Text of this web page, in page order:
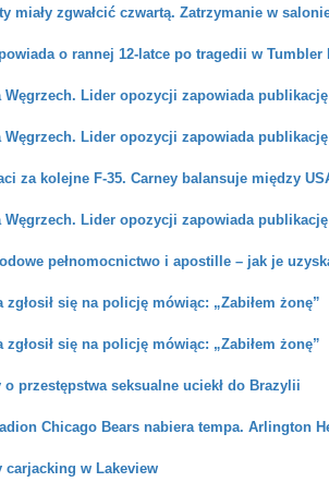
miały zgwałcić czwartą. Zatrzymanie w
o rannej 12-latce po tragedii w Tumbler
Węgrzech. Lider opozycji zapowiada
Węgrzech. Lider opozycji zapowiada
za kolejne F-35. Carney balansuje między
Węgrzech. Lider opozycji zapowiada
pełnomocnictwo i apostille – jak je
zgłosił się na policję mówiąc: „Zabiłem żonę”
zgłosił się na policję mówiąc: „Zabiłem żonę”
o przestępstwa seksualne uciekł do Brazylii
Chicago Bears nabiera tempa. Arlington
carjacking w Lakeview